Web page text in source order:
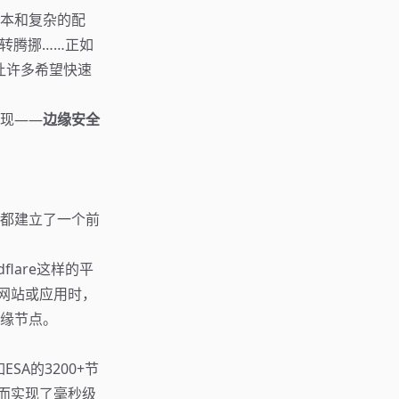
和复杂的配
腾挪……正如
多希望快速
现——边缘安全
建立了一个前
这样的平
或应用时，
节点。
的3200+节
实现了毫秒级